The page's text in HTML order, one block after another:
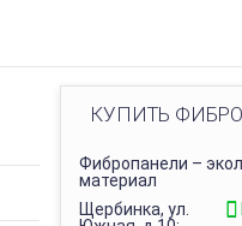
КУПИТЬ
Фибропанели –
материал
Щербинка, ул.